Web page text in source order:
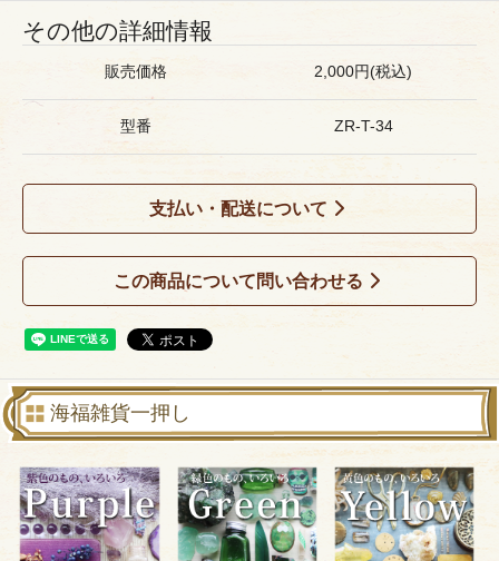
その他の詳細情報
販売価格 2,000円(税込)
型番 ZR-T-34
支払い・配送について
この商品について問い合わせる
海福雑貨一押し